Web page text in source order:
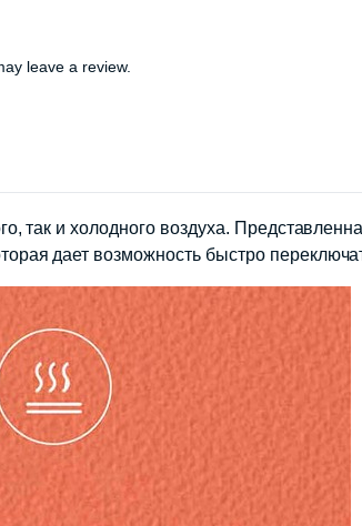
leave a review.
так и холодного воздуха.
дает возможность быстро